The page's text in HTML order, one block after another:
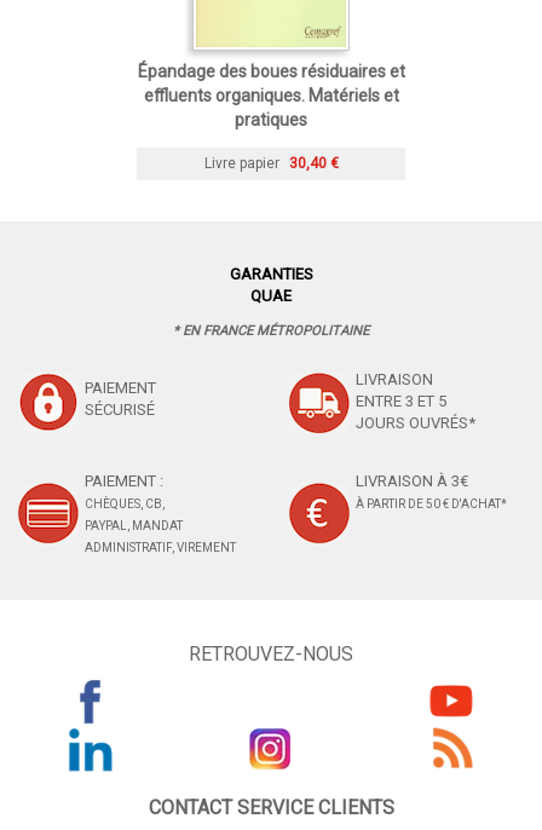
Épandage des boues résiduaires et
effluents organiques. Matériels et
pratiques
Livre papier 30,40 €
GARANTIES
QUAE
* EN FRANCE MÉTROPOLITAINE
PAIEMENT
SÉCURISÉ
LIVRAISON
ENTRE 3 ET 5
JOURS OUVRÉS*
PAIEMENT :
CHÈQUES, CB,
PAYPAL, MANDAT
ADMINISTRATIF, VIREMENT
LIVRAISON À 3€
À PARTIR DE 50 € D'ACHAT*
RETROUVEZ-NOUS
CONTACT SERVICE CLIENTS